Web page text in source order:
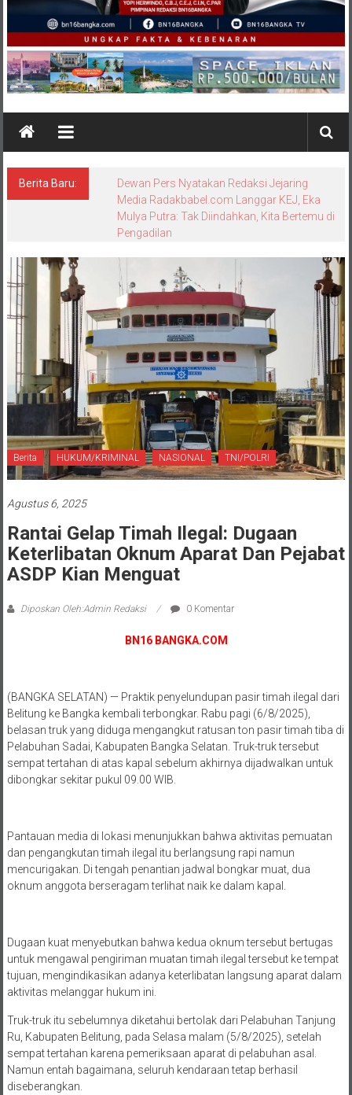
Berita Baru:
Bungkam Saat Dikonfirmasi, Sikap Kanit
Tipidter Polres Bangka Barat Memicu
Pertanyaan: Equality Before the Law
Dipertanyakan
Berita HUKUM/KRIMINAL NASIONAL TNI/POLRI
Agustus 6, 2025
Rantai Gelap Timah Ilegal: Dugaan
Keterlibatan Oknum Aparat Dan Pejabat
ASDP Kian Menguat
Diposkan Oleh:Admin Redaksi 0 Komentar
BN16 BANGKA.COM
(BANGKA SELATAN) — Praktik penyelundupan pasir timah ilegal dari
Belitung ke Bangka kembali terbongkar. Rabu pagi (6/8/2025),
belasan truk yang diduga mengangkut ratusan ton pasir timah tiba di
Pelabuhan Sadai, Kabupaten Bangka Selatan. Truk-truk tersebut
sempat tertahan di atas kapal sebelum akhirnya dijadwalkan untuk
dibongkar sekitar pukul 09.00 WIB.
Pantauan media di lokasi menunjukkan bahwa aktivitas pemuatan
dan pengangkutan timah ilegal itu berlangsung rapi namun
mencurigakan. Di tengah penantian jadwal bongkar muat, dua
oknum anggota berseragam terlihat naik ke dalam kapal.
Dugaan kuat menyebutkan bahwa kedua oknum tersebut bertugas
untuk mengawal pengiriman muatan timah ilegal tersebut ke tempat
tujuan, mengindikasikan adanya keterlibatan langsung aparat dalam
aktivitas melanggar hukum ini.
Truk-truk itu sebelumnya diketahui bertolak dari Pelabuhan Tanjung
Ru, Kabupaten Belitung, pada Selasa malam (5/8/2025), setelah
sempat tertahan karena pemeriksaan aparat di pelabuhan asal.
Namun entah bagaimana, seluruh kendaraan tetap berhasil
diseberangkan.